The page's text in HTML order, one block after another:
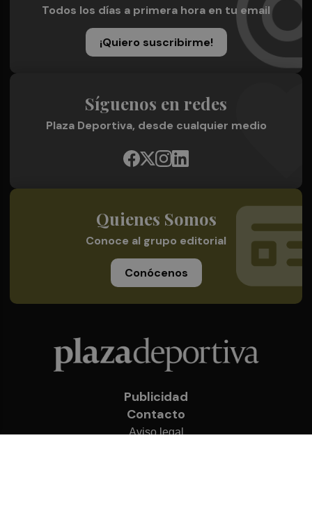
Todos los días a primera hora en tu email
¡Quiero suscribirme!
Síguenos en redes
Plaza Deportiva, desde cualquier medio
Quienes Somos
Conoce al grupo editorial
Conócenos
Publicidad
Contacto
Aviso legal